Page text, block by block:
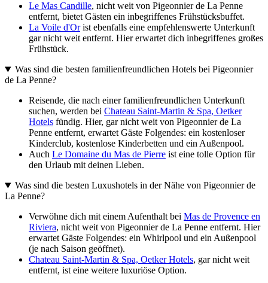
Le Mas Candille, nicht weit von Pigeonnier de La Penne
entfernt, bietet Gästen ein inbegriffenes Frühstücksbuffet.
La Voile d'Orist ebenfalls eine empfehlenswerte Unterkunft
gar nicht weit entfernt. Hier erwartet dich inbegriffenes großes
Frühstück.
Was sind die besten familienfreundlichen Hotels bei Pigeonnier
de La Penne?
Reisende, die nach einer familienfreundlichen Unterkunft
suchen, werden bei Chateau Saint-Martin & Spa, Oetker
Hotels fündig. Hier, gar nicht weit von Pigeonnier de La
Penne entfernt, erwartet Gäste Folgendes: ein kostenloser
Kinderclub, kostenlose Kinderbetten und ein Außenpool.
Auch Le Domaine du Mas de Pierre ist eine tolle Option für
den Urlaub mit deinen Lieben.
Was sind die besten Luxushotels in der Nähe von Pigeonnier de
La Penne?
Verwöhne dich mit einem Aufenthalt bei Mas de Provence en
Riviera, nicht weit von Pigeonnier de La Penne entfernt. Hier
erwartet Gäste Folgendes: ein Whirlpool und ein Außenpool
(je nach Saison geöffnet).
Chateau Saint-Martin & Spa, Oetker Hotels, gar nicht weit
entfernt, ist eine weitere luxuriöse Option.